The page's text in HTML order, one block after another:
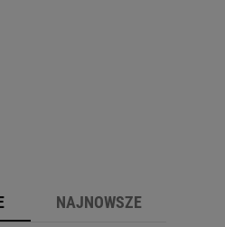
NAJNOWSZE